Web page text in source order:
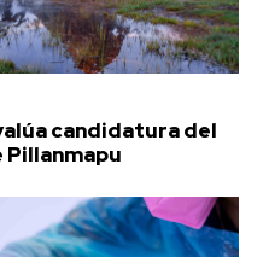
candidatura del